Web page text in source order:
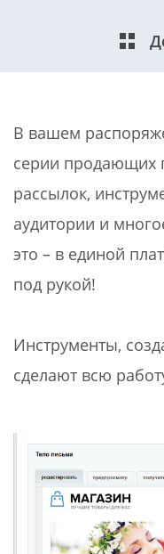
В вашем
серии продающих
рассылок,
аудитории и
это – в единой
под рукой!
Инструменты,
сделают всю